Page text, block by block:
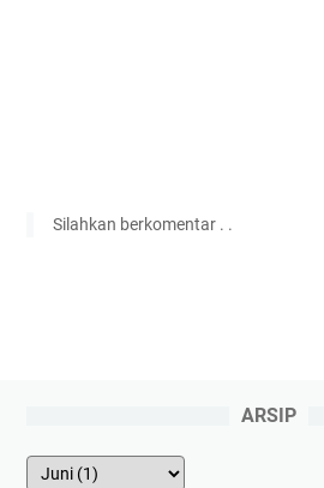
Silahkan berkomentar . .
ARSIP